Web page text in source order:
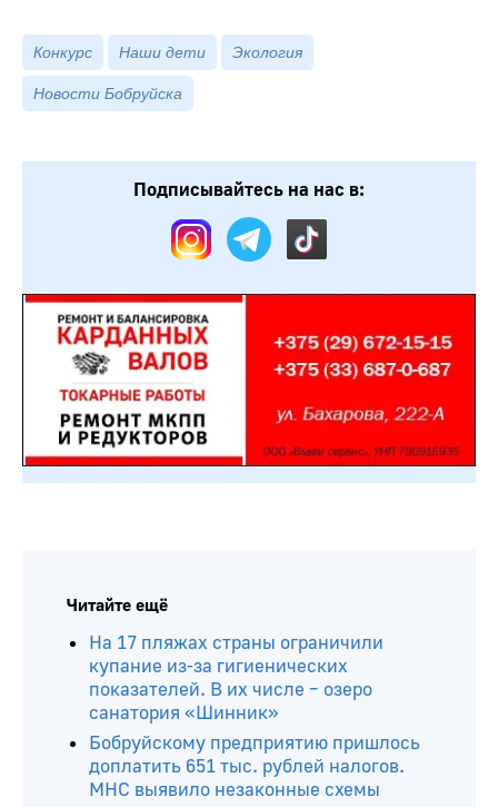
Конкурс Наши дети Экология
Новости Бобруйска
Подписывайтесь на нас в:
Читайте ещё
На 17 пляжах страны ограничили
купание из-за гигиенических
показателей. В их числе – озеро
санатория «Шинник»
Бобруйскому предприятию пришлось
доплатить 651 тыс. рублей налогов.
МНС выявило незаконные схемы